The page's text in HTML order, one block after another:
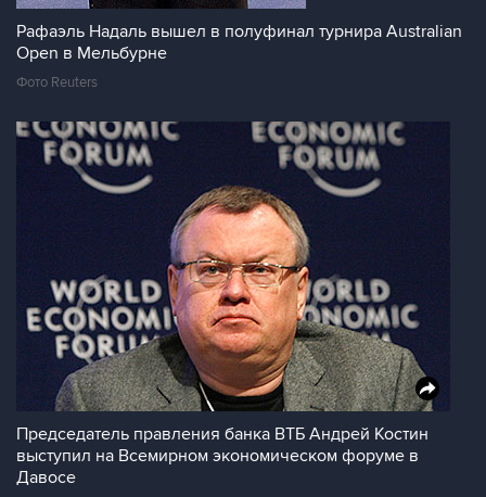
Рафаэль Надаль вышел в полуфинал турнира Australian
Open в Мельбурне
Фото Reuters
Председатель правления банка ВТБ Андрей Костин
выступил на Всемирном экономическом форуме в
Давосе